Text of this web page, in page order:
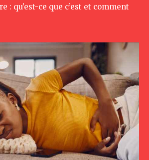
: qu’est-ce que c’est et comment